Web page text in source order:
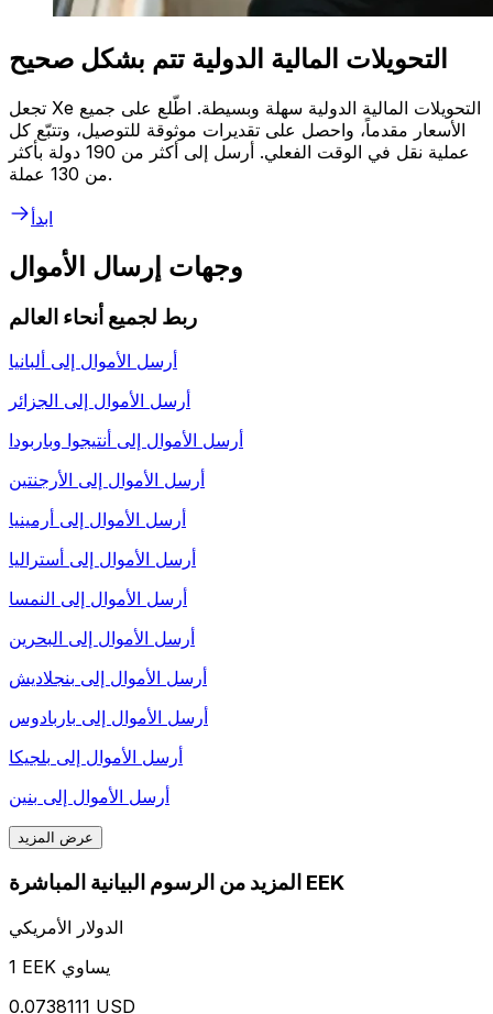
التحويلات المالية الدولية تتم بشكل صحيح
تجعل Xe التحويلات المالية الدولية سهلة وبسيطة. اطّلع على جميع
الأسعار مقدماً، واحصل على تقديرات موثوقة للتوصيل، وتتبّع كل
عملية نقل في الوقت الفعلي. أرسل إلى أكثر من 190 دولة بأكثر
من 130 عملة.
ابدأ
وجهات إرسال الأموال
ربط لجميع أنحاء العالم
أرسل الأموال إلى ألبانيا
أرسل الأموال إلى الجزائر
أرسل الأموال إلى أنتيجوا وباربودا
أرسل الأموال إلى الأرجنتين
أرسل الأموال إلى أرمينيا
أرسل الأموال إلى أستراليا
أرسل الأموال إلى النمسا
أرسل الأموال إلى البحرين
أرسل الأموال إلى بنجلاديش
أرسل الأموال إلى باربادوس
أرسل الأموال إلى بلجيكا
أرسل الأموال إلى بنين
عرض المزيد
المزيد من الرسوم البيانية المباشرة EEK
الدولار الأمريكي
1 EEK يساوي
0.0738111 USD